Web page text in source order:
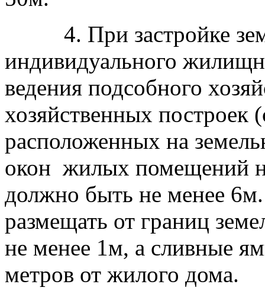
4. При застройке
индивидуального
ведения подсобного
хозяйственных построек
расположенных на
окон жилых помещений
должно быть не менее
размещать от границ
не менее 1м, а сливные
метров от жилого дома.